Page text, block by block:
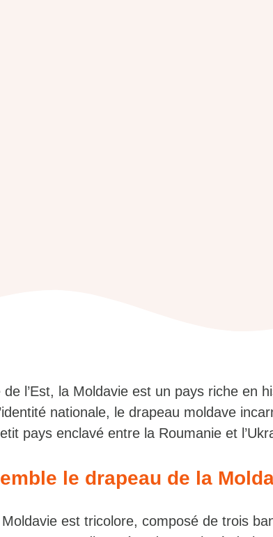
l’Est, la Moldavie est un pays riche en
nationale, le drapeau moldave
pays enclavé entre la Roumanie et
le drapeau de la
est tricolore, composé de trois